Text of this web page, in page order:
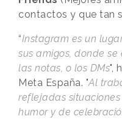
contactos y que tan
“Instagram es un
sus amigos, donde
las notas, o los DMs",
Meta España. "Al
reflejadas
humor y de